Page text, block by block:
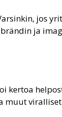
jos
ja
muut